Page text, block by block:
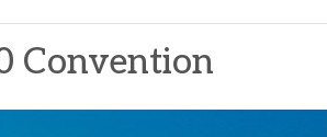
Convention